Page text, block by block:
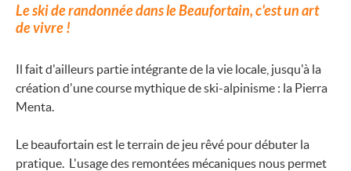
Le ski de randonnée dans le Beaufortain, c'est un art
de vivre !
Il fait d'ailleurs partie intégrante de la vie locale, jusqu'à la
création d'une course mythique de ski-alpinisme : la Pierra
Menta.
Le beaufortain est le terrain de jeu rêvé pour débuter la
pratique. L'usage des remontées mécaniques nous permet